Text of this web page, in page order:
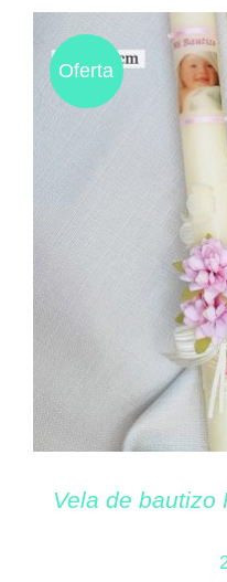
Oferta
Vela de bautizo